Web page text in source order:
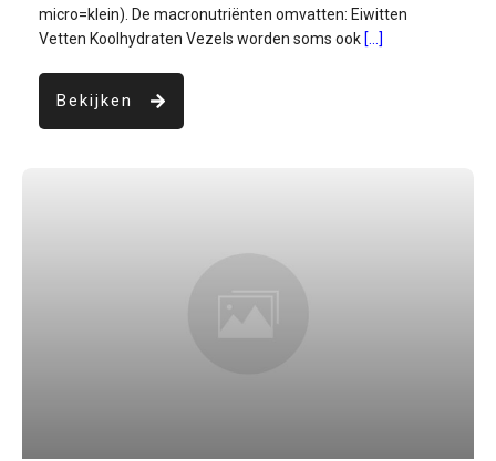
micro=klein). De macronutriënten omvatten: Eiwitten
Vetten Koolhydraten Vezels worden soms ook [...]
Bekijken